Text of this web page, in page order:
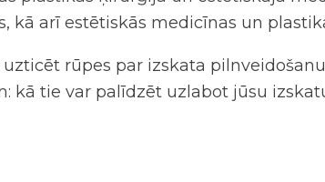
arī estētiskās medicīnas un
rūpes par izskata
kā tie var palīdzēt uzlabot jūsu